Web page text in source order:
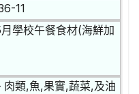
11
學校午餐食材(海鮮加
類,魚,果實,蔬菜,及油